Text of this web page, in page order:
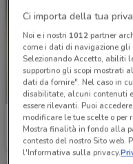
Il Gigante
Scade il 09/09 8.5
Ci importa della tua
Noi e i nostri 1012partner
come i dati di navigazione
Selezionando Accetto, abiliti
supportino gli scopi mostrati
dati da fornire". Nel caso in
disabilitate, alcuni contenuti
essere rilevanti. Puoi
modificare le tue scelte o per
Mostra finalità in fondo alla
contesto del nostro Sito web.
l'Informativa sulla privacy.